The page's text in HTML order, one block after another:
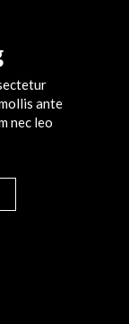
ante
nec leo